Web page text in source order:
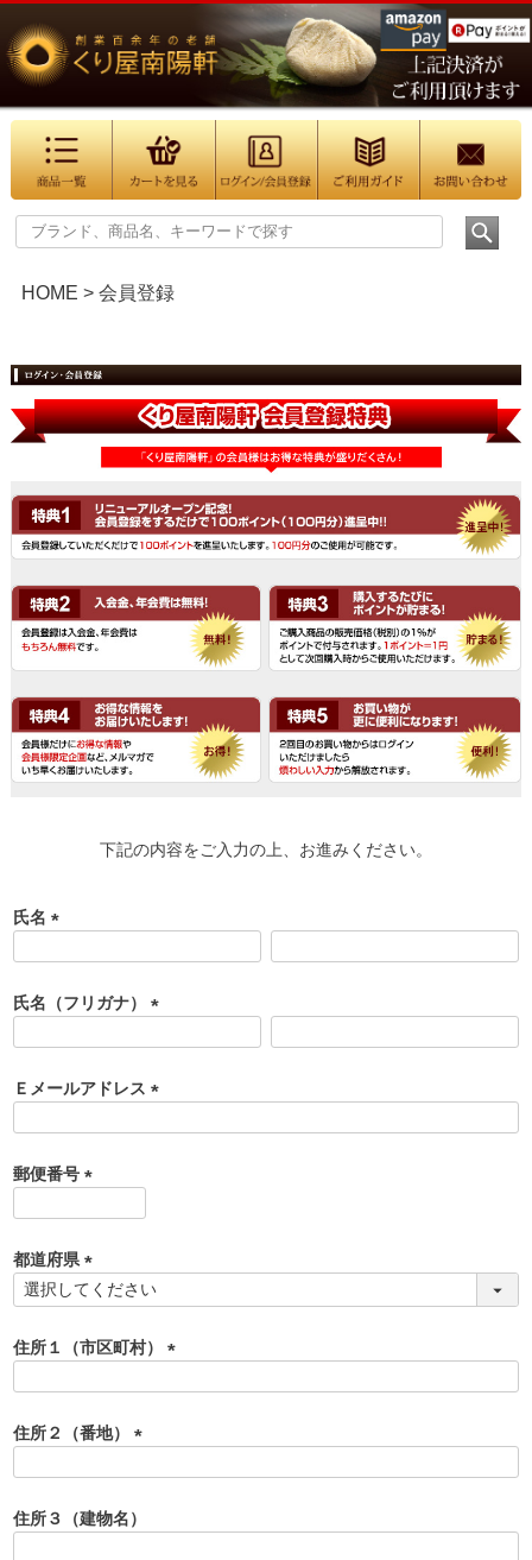
HOME 会員登録
下記の内容をご入力の上、お進みください。
氏名
須
)
氏名（フリガナ）
須
)
Ｅメールアドレス
郵便番号
須
)
都道府県
(
須
)
住所１（市区町村）
)
住所２（番地）
須
)
住所３（建物名）